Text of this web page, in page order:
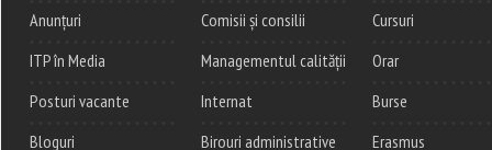
Anunțuri
ITP în Media
Posturi vacante
Bloguri
Comisii și consilii
Managementul calității
Internat
Birouri administrative
Cursuri
Orar
Burse
Erasmus